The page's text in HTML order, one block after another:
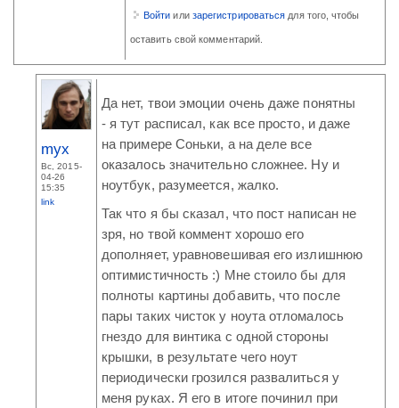
Войти или зарегистрироваться для того, чтобы
оставить свой комментарий.
myx
Вс, 2015-
04-26
15:35
link
Да нет, твои эмоции очень даже понятны
- я тут расписал, как все просто, и даже
на примере Соньки, а на деле все
оказалось значительно сложнее. Ну и
ноутбук, разумеется, жалко.
Так что я бы сказал, что пост написан не
зря, но твой коммент хорошо его
дополняет, уравновешивая его излишнюю
оптимистичность :) Мне стоило бы для
полноты картины добавить, что после
пары таких чисток у ноута отломалось
гнездо для винтика с одной стороны
крышки, в результате чего ноут
периодически грозился развалиться у
меня руках. Я его в итоге починил при